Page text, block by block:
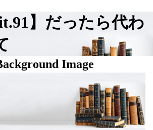
】だったら代わ
Image